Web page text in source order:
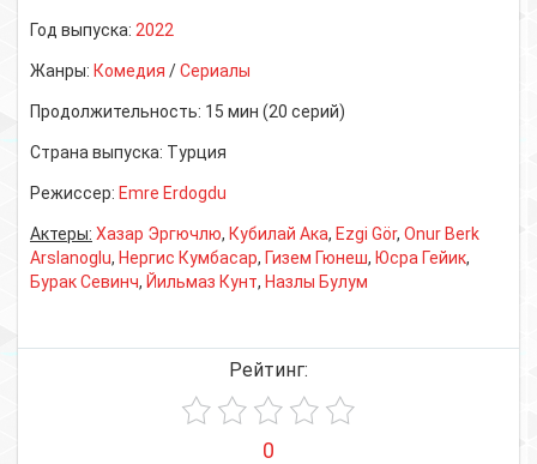
Год выпуска: 2022
Жанры: Комедия /Сериалы
Продолжительность: 15 мин (20 серий)
Страна выпуска: Турция
Режиссер: Emre Erdogdu
Актеры: Хазар Эргючлю, Кубилай Ака, Ezgi Gör, Onur Berk
Arslanoglu, Нергис Кумбасар, Гизем Гюнеш, Юсра Гейик,
Бурак Севинч, Йильмаз Кунт, Назлы Булум
Рейтинг:
0